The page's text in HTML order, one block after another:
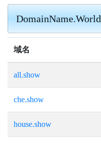
DomainName.World
域名
all.show
che.show
house.show